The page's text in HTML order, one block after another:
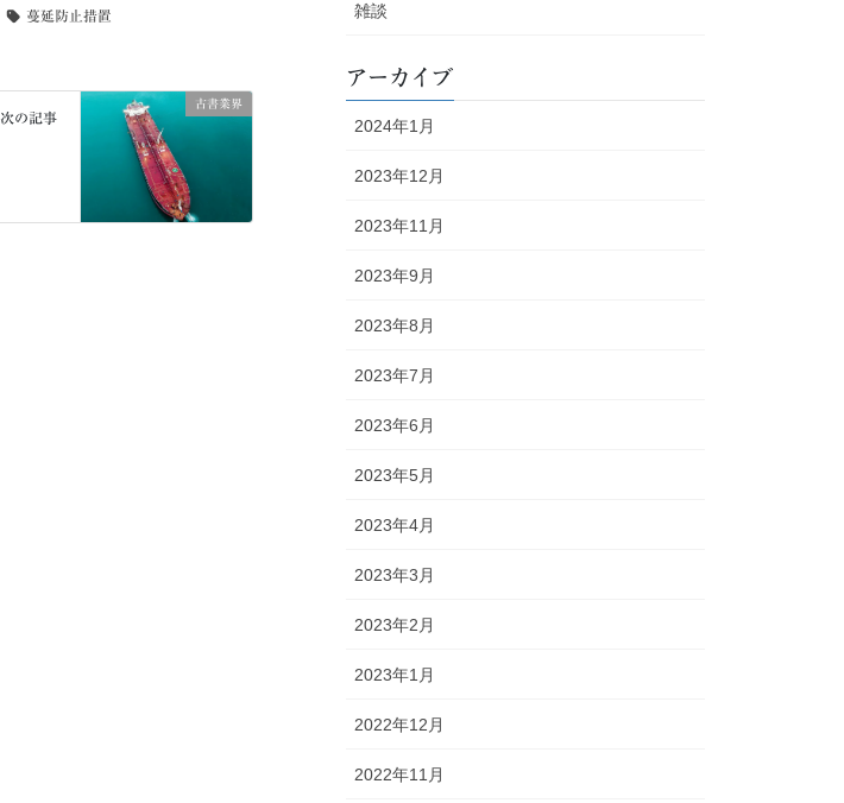
蔓延防止措置
古書業界
次の記事
雑談
アーカイブ
2024年1月
2023年12月
2023年11月
2023年9月
2023年8月
2023年7月
2023年6月
2023年5月
2023年4月
2023年3月
2023年2月
2023年1月
2022年12月
2022年11月